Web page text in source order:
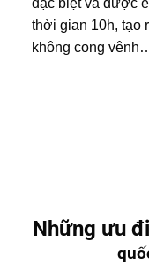
thời gian 10h, tạo
không cong
Những ưu